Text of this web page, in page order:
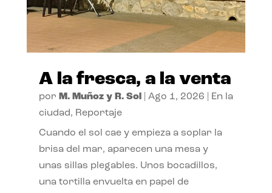
A la fresca, a la venta
por M. Muñoz y R. Sol| Ago 1, 2026
En la
ciudad, Reportaje
Cuando el sol cae y empieza a soplar la
brisa del mar, aparecen una mesa y
unas sillas plegables. Unos bocadillos,
una tortilla envuelta en papel de